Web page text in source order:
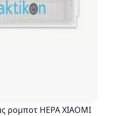
ρομποτ HEPA XIAOMI